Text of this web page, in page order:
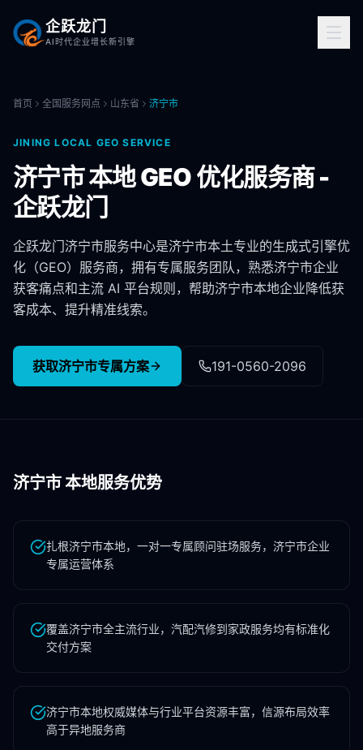
企跃龙门
AI时代企业增长新引擎
首页 全国服务网点 山东省 济宁市
JINING LOCAL GEO SERVICE
济宁市本地 GEO 优化服务商 -
企跃龙门
企跃龙门济宁市服务中心是济宁市本土专业的生成式引擎优
化（GEO）服务商，拥有专属服务团队，熟悉济宁市企业
获客痛点和主流 AI 平台规则，帮助济宁市本地企业降低获
客成本、提升精准线索。
获取济宁市专属方案 191-0560-2096
济宁市本地服务优势
扎根济宁市本地，一对一专属顾问驻场服务，济宁市企业
专属运营体系
覆盖济宁市全主流行业，汽配汽修到家政服务均有标准化
交付方案
济宁市本地权威媒体与行业平台资源丰富，信源布局效率
高于异地服务商